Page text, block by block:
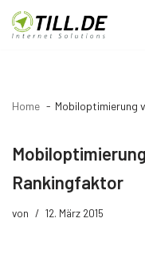
Zum
Home Mobiloptimierung
Rankingfaktor
von 12. März 2015